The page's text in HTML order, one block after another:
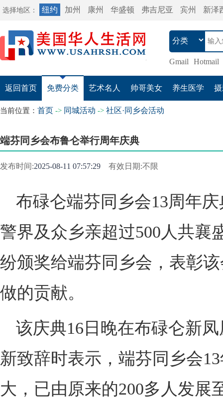
选择地区： 纽约 加州 康州 华盛顿 弗吉尼亚 宾州 新泽
Gmail Hotmail
返回首页 免费分类 艺术名人 帅哥美女 养生医学
当前位置： 首页 -> 同城活动 -> 社区·同乡会活动
端芬同乡会布鲁仑举行周年庆典
发布时间:2025-08-11 07:57:29 有效日期:不限
布碌仑端芬同乡会13周年
警界及众乡亲超过500人共襄
纷颁奖给端芬同乡会，表彰
做的贡献。
该庆典16日晚在布碌仑新
新致辞时表示，端芬同乡会
大，已由原来的200多人发展